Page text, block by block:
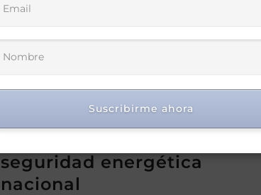
resultados del segundo
trimestre de 2026 y reafirma
seguridad energética
nacional
Suscribirme ahora